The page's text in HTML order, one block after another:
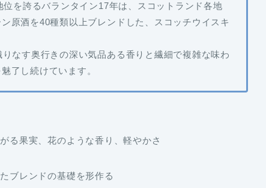
を誇るバランタイン17年は、スコットランド各地
原酒を40種類以上ブレンド した、スコッチウイスキ
りなす奥行きの深い気品ある香り と 繊細で複雑な味わ
了し続けています。
る果実、花のような香り、軽やかさ
ブレンドの基礎を形作る